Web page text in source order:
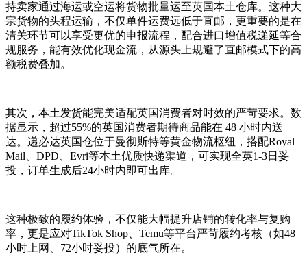
持卖家通过海运或空运将货物批量运至英国本土仓库。这种大
宗货物的头程运输，不仅单件运费远低于直邮，更重要的是在
清关环节可以享受更优的申报流程，配合进口增值税递延等合
规服务，能有效优化现金流，从源头上规避了直邮模式下的高
额税费叠加。
其次，本土发货能完美适配英国消费者对时效的严苛要求。数
据显示，超过55%的英国消费者期待商品能在 48 小时内送
达。递必达英国仓位于曼彻斯特等黄金物流枢纽，搭配Royal
Mail、DPD、Evri等本土优质快递渠道，可实现全英1-3日妥
投，订单生成后24小时内即可出库。
这种极致的履约体验，不仅能大幅提升店铺的转化率与复购
率，更是应对TikTok Shop、Temu等平台严苛履约考核（如48
小时上网、72小时妥投）的底气所在。